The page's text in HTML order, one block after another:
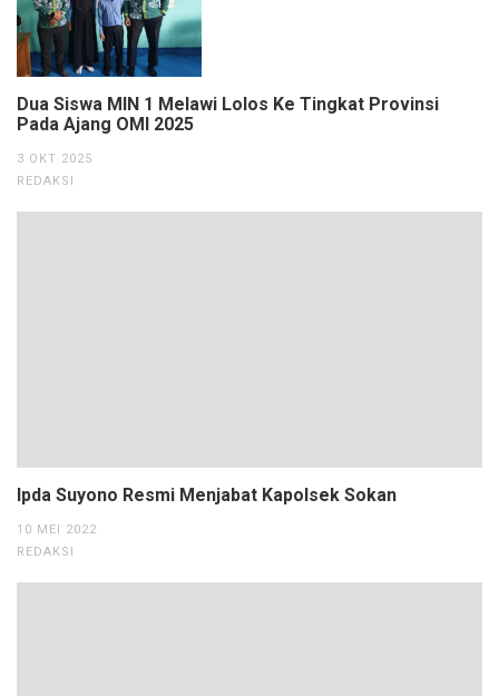
Dua Siswa MIN 1 Melawi Lolos Ke Tingkat Provinsi
Pada Ajang OMI 2025
3 OKT 2025
REDAKSI
Ipda Suyono Resmi Menjabat Kapolsek Sokan
10 MEI 2022
REDAKSI